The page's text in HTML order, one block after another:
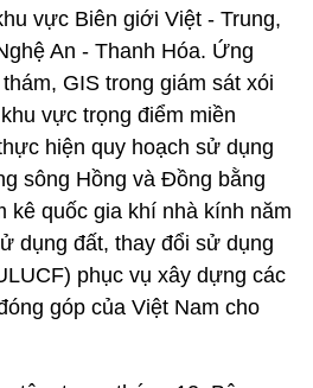
vực Biên giới Việt - Trung,
An - Thanh Hóa. Ứng
GIS trong giám sát xói
vực trọng điểm miền
hiện quy hoạch sử dụng
sông Hồng và Đồng bằng
kê quốc gia khí nhà kính năm
dụng đất, thay đổi sử dụng
phục vụ xây dựng các
góp của Việt Nam cho